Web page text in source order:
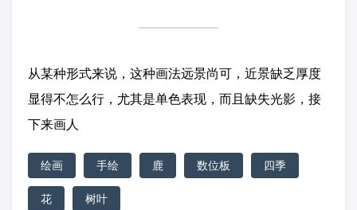
从某种形式来说，这种画法远景尚可，近景缺乏厚度
显得不怎么行，尤其是单色表现，而且缺失光影，接
下来画人
绘画 手绘 鹿 数位板 四季
花 树叶